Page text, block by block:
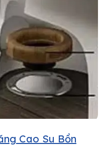
Cao Su Bồn